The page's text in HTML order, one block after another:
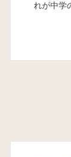
れが中学